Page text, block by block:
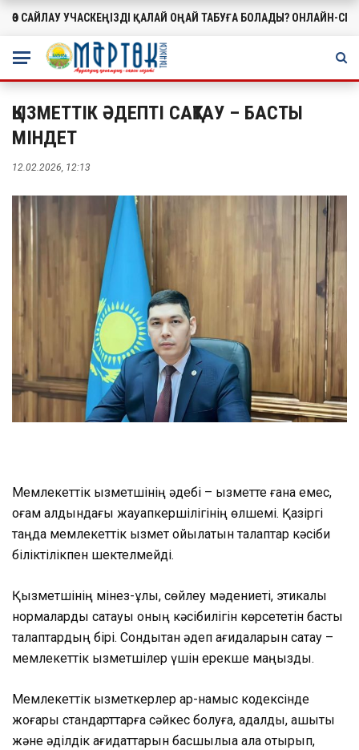
МАҢЫЗДЫ
ӨЗ САЙЛАУ УЧАСКЕҢІЗДІ ҚАЛАЙ ОҢАЙ ТАБУҒА БОЛАДЫ? ОНЛАЙН-
ҚЫЗМЕТТІК ӘДЕПТІ САҚТАУ – БАСТЫ
МІНДЕТ
12.02.2026, 12:13
Мемлекеттік қызметшінің әдебі – қызметте ғана емес,
қоғам алдындағы жауапкершілігінің өлшемі. Қазіргі
таңда мемлекеттік қызмет қойылатын талаптар кәсіби
біліктілікпен шектелмейді.
Қызметшінің мінез-құлқы, сөйлеу мәдениеті, этикалық
нормаларды сақтауы оның кәсібилігін көрсететін басты
талаптардың бірі. Сондықтан әдеп қағидаларын сақтау –
мемлекеттік қызметшілер үшін ерекше маңызды.
Мемлекеттік қызметкерлер ар-намыс кодексінде
жоғары стандарттарға сәйкес болуға, адалдық, ашықтық
және әділдік қағидаттарын басшылыққа ала отырып,